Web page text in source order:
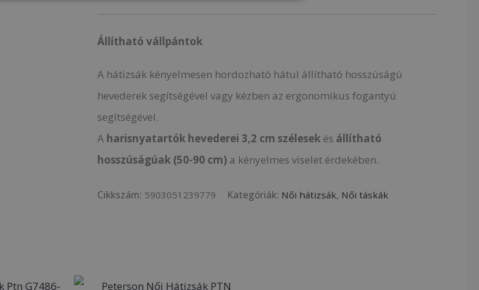
Állítható vállpántok
A hátizsák kényelmesen hordozható hátul állítható hosszúságú
hevederek segítségével vagy kézben az ergonomikus fogantyú
segítségével.
A harisnyatartók hevederei 3,2 cm szélesek és állítható
hosszúságúak (50-90 cm) a kényelmes viselet érdekében.
Cikkszám: 5903051239779 Kategóriák: Női hátizsák, Női táskák
Current
OriginalCurrent